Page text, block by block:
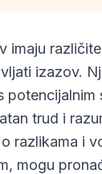
imaju
izazov.
potencijalnim
trud i
razlikama i
mogu